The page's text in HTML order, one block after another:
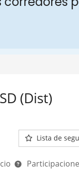
(Dist)
Lista de